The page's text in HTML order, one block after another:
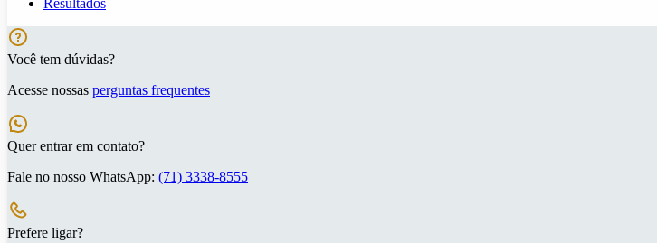
Você tem dúvidas?
Acesse nossas perguntas frequentes
Quer entrar em contato?
Fale no nosso WhatsApp: (71) 3338-8555
Prefere ligar?